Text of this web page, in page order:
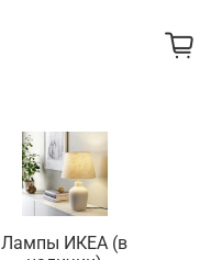
Лампы ИКЕА (в